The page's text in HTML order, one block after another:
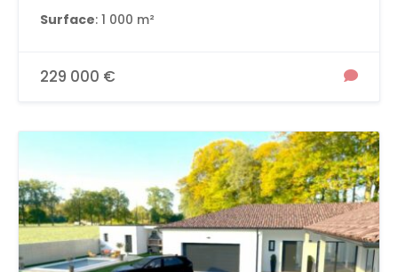
Surface: 1 000 m²
229 000 €